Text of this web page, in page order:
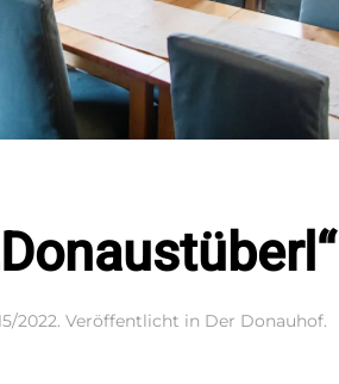
2022. Veröffentlicht in Der Donauhof.